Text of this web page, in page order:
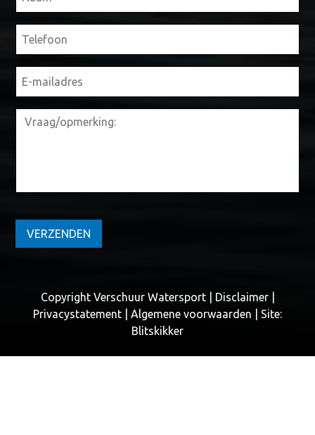
VERZENDEN
Copyright Verschuur Watersport | Disclaimer|
Privacystatement
Algemene voorwaarden | Site:
Blitskikker